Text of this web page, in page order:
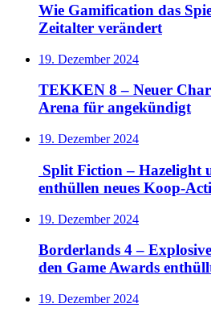
Wie Gamification das
Zeitalter verändert
19. Dezember 2024
TEKKEN 8 – Neuer
Arena für angekündigt
19. Dezember 2024
Split Fiction – Hazelight
enthüllen neues Koop-
19. Dezember 2024
Borderlands 4 –
den Game Awards
19. Dezember 2024